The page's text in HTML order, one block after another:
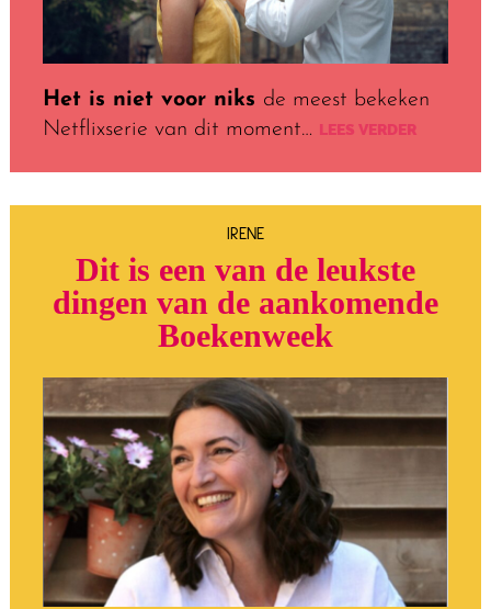
Het is niet voor niks de meest bekeken
Netflixserie van dit moment… LEES VERDER
IRENE
Dit is een van de leukste
dingen van de aankomende
Boekenweek